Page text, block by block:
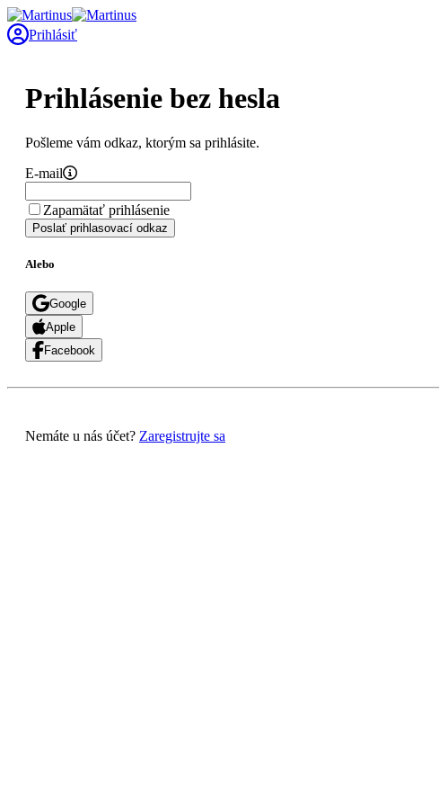
Prihlásiť
Prihlásenie bez hesla
Pošleme vám odkaz, ktorým sa prihlásite.
E-mail
Zapamätať prihlásenie
Poslať prihlasovací odkaz
Alebo
Google
Apple
Facebook
Nemáte u nás účet? Zaregistrujte sa